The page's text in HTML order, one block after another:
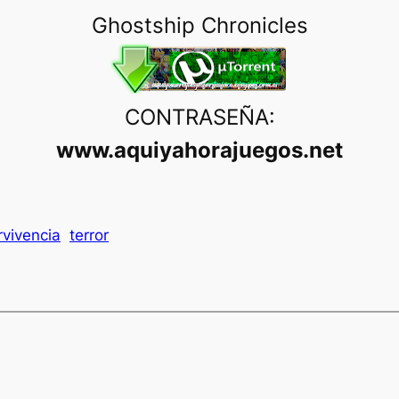
Ghostship Chronicles
CONTRASEÑA:
www.aquiyahorajuegos.net
terror